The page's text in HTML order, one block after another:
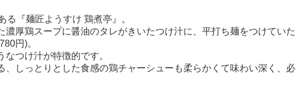
る『麺匠ようすけ 鶏煮亭』。
濃厚鶏スープに醤油のタレがきいたつけ汁に、平打ち麺をつけていた
円)。
なつけ汁が特徴的です。
、しっとりとした食感の鶏チャーシューも柔らかくて味わい深く、必